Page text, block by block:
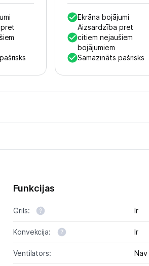
Ekrāna bojājumi
Aizsardzība pret
citiem nejaušiem
bojājumiem
Samazināts pašrisks
Funkcijas
Grils: Ir
Konvekcija: Ir
Ventilators: Nav